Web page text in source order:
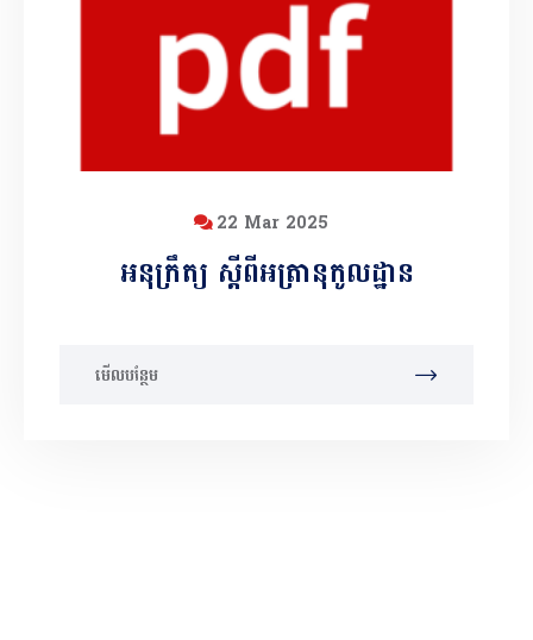
22 Mar 2025
អនុក្រឹត្យ ស្តីពីអត្រានុកូលដ្ឋាន
មើលបន្ថែម